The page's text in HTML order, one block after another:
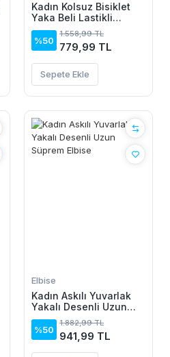
Kadın Kolsuz Bisiklet
Yaka Beli Lastikli
Desenli Süprem Elbise
%50
1.558,99 TL
779,99 TL
Sepete Ekle
Elbise
Kadın Askılı Yuvarlak
Yakalı Desenli Uzun
Süprem Elbise
%50
1.882,99 TL
941,99 TL